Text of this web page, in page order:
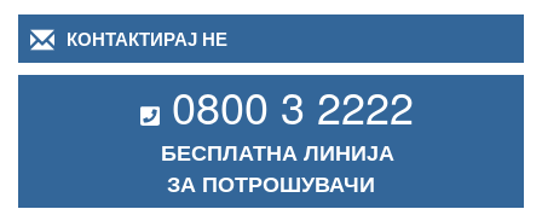
КОНТАКТИРАЈ НЕ
0800 3 2222
БЕСПЛАТНА ЛИНИЈА
ЗА ПОТРОШУВАЧИ